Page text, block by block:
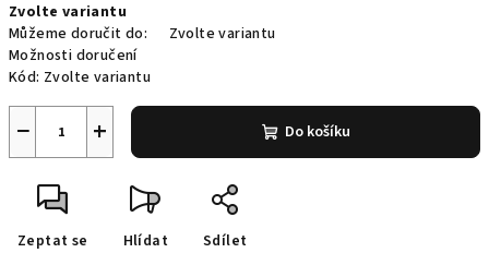
cena:
Zvolte variantu
Můžeme doručit do:
Zvolte variantu
Možnosti doručení
Kód: Zvolte variantu
+
− Do košíku
Zeptat se Hlídat Sdílet